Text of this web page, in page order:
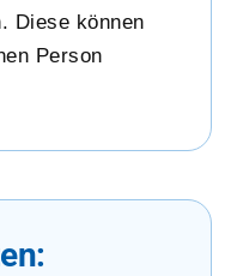
Diese können
Person